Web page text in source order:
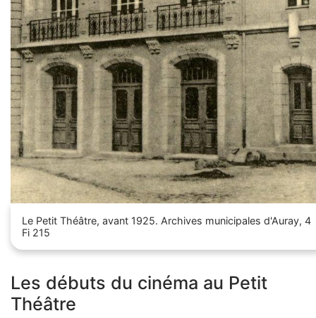
Le Petit Théâtre, avant 1925. Archives municipales d'Auray, 4
Fi 215
Les débuts du cinéma au Petit
Théâtre